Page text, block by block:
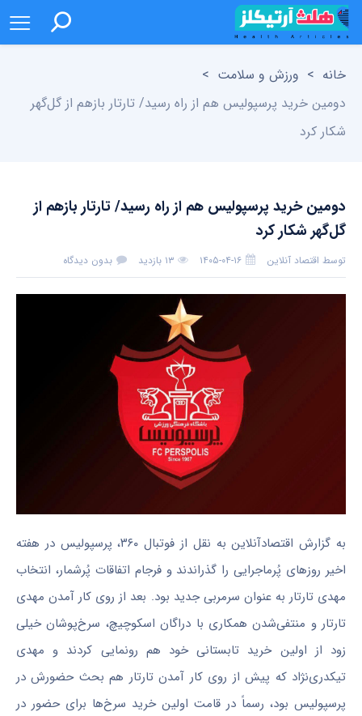
خانه > ورزش و سلامت >
دومین خرید پرسپولیس هم از راه رسید/ تارتار بازهم از گل‌گهر
شکار کرد
دومین خرید پرسپولیس هم از راه رسید/ تارتار بازهم از
گل‌گهر شکار کرد
توسط اقتصاد آنلاین ۱۴۰۵-۰۴-۱۶ ۱۳ بازدید بدون دیدگاه
به گزارش اقتصادآنلاین به نقل از فوتبال ۳۶۰، پرسپولیس در هفته
اخیر روز‌های پُرماجرایی را گذراندند و فرجام اتفاقات پُرشمار، انتخاب
مهدی تارتار به عنوان سرمربی جدید بود. بعد از روی کار آمدن مهدی
تارتار و منتفی‌شدن همکاری با دراگان اسکوچیچ، سرخ‌پوشان خیلی
زود از اولین خرید تابستانی خود هم رونمایی کردند و مهدی
تیکدری‌نژاد که پیش از روی کار آمدن تارتار هم بحث حضورش در
پرسپولیس بود، رسماً در قامت اولین خرید سرخ‌ها برای حضور در